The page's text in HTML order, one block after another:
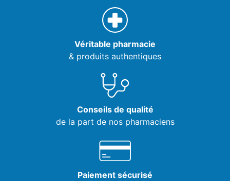
Véritable pharmacie
& produits authentiques
Conseils de qualité
de la part de nos pharmaciens
Paiement sécurisé